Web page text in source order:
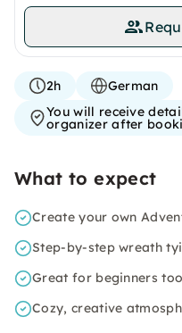
2h
German
You will receive
organizer after
What to expect
Create your own
Step-by-step wreath
Great for beginners too
Cozy, creative